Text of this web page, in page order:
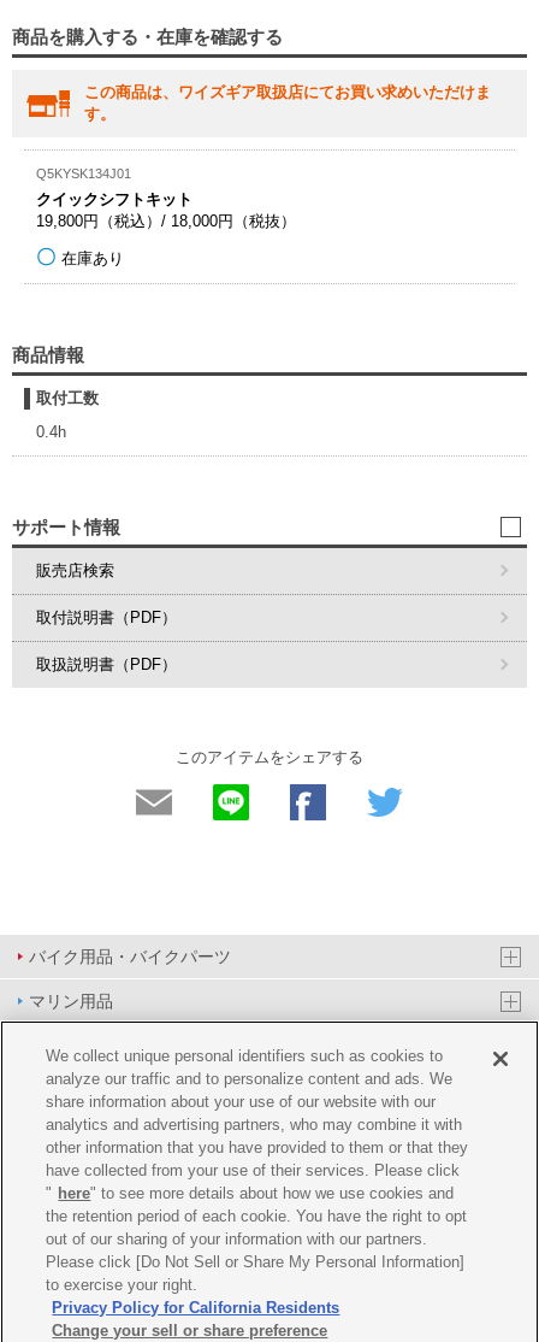
商品を購入する・在庫を確認する
この商品は、ワイズギア取扱店にてお買い求めいただけま
す。
Q5KYSK134J01
クイックシフトキット
19,800円（税込）/ 18,000円（税抜）
在庫あり
商品情報
取付工数
0.4h
サポート情報
販売店検索
取付説明書（PDF）
取扱説明書（PDF）
このアイテムをシェアする
バイク用品・バイクパーツ
マリン用品
PAS/YPJ用品
その他用品
イベント&エンターテイメント
オンラインショップ
企業情報
ご利用規約 推薦環境 プライバシーポリシー Cookie ポリシー
We collect unique personal identifiers such as cookies to
analyze our traffic and to personalize content and ads. We
share information about your use of our website with our
analytics and advertising partners, who may combine it with
other information that you have provided to them or that they
have collected from your use of their services. Please click
" here" to see more details about how we use cookies and
the retention period of each cookie. You have the right to opt
out of our sharing of your information with our partners.
Please click [Do Not Sell or Share My Personal Information]
to exercise your right.
Privacy Policy for California Residents
Change your sell or share preference